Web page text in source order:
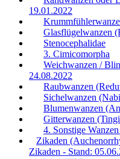
19.01.2022
Glasflügelwanzen
Stenocephalidae
3. Cimicomorpha
Weichwanzen /
24.08.2022
Raubwanzen
Sichelwanzen
Blumenwanzen
Gitterwanzen
4. Sonstige
Zikaden
Zikaden - Stand: